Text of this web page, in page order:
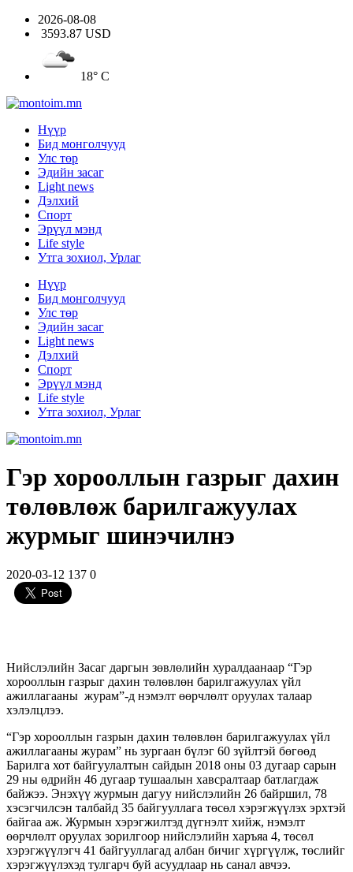
2026-08-08
3593.87 USD
18° C
Нүүр
Бид монголчууд
Улс төр
Эдийн засаг
Light news
Дэлхий
Спорт
Эрүүл мэнд
Life style
Утга зохиол, Урлаг
Нүүр
Бид монголчууд
Улс төр
Эдийн засаг
Light news
Дэлхий
Спорт
Эрүүл мэнд
Life style
Утга зохиол, Урлаг
Гэр хорооллын газрыг дахин
төлөвлөж барилгажуулах
журмыг шинэчилнэ
2020-03-12 137 0
Нийслэлийн Засаг даргын зөвлөлийн хуралдаанаар “Гэр
хорооллын газрыг дахин төлөвлөн барилгажуулах үйл
ажиллагааны журам”-д нэмэлт өөрчлөлт оруулах талаар
хэлэлцлээ.
“Гэр хорооллын газрын дахин төлөвлөн барилгажуулах үйл
ажиллагааны журам” нь зургаан бүлэг 60 зүйлтэй бөгөөд
Барилга хот байгуулалтын сайдын 2018 оны 03 дугаар сарын
29 ны өдрийн 46 дугаар тушаалын хавсралтаар батлагдаж
байжээ. Энэхүү журмын дагуу нийслэлийн 26 байршил, 78
хэсэгчилсэн талбайд 35 байгууллага төсөл хэрэгжүүлэх эрхтэй
байгаа аж. Журмын хэрэгжилтэд дүгнэлт хийж, нэмэлт
өөрчлөлт оруулах зорилгоор нийслэлийн харъяа 4, төсөл
хэрэгжүүлэгч 41 байгууллагад албан бичиг хүргүүлж, төслийг
хэрэгжүүлэхэд тулгарч буй асуудлаар нь санал авчээ.